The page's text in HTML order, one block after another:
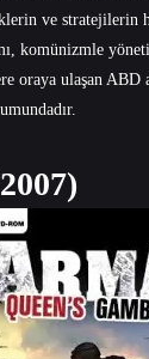
ve stratejilerin
komünizmle
oraya ulaşan